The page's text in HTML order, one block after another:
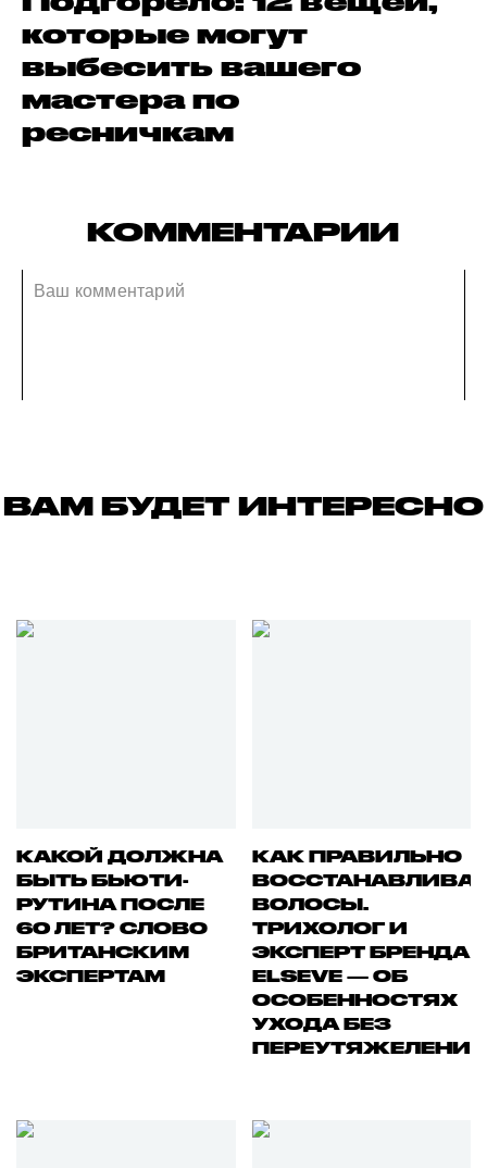
которые могут
выбесить вашего
мастера по
ресничкам
КОММЕНТАРИИ
ВАМ БУДЕТ ИНТЕРЕСНО
КАКОЙ ДОЛЖНА
БЫТЬ БЬЮТИ-
РУТИНА ПОСЛЕ
60 ЛЕТ? СЛОВО
БРИТАНСКИМ
ЭКСПЕРТАМ
КАК ПРАВИЛЬНО
ВОЛОСЫ.
ТРИХОЛОГ И
ЭКСПЕРТ БРЕНДА
ELSEVE — ОБ
ОСОБЕННОСТЯХ
УХОДА БЕЗ
ПЕРЕУТЯЖЕЛЕНИЯ